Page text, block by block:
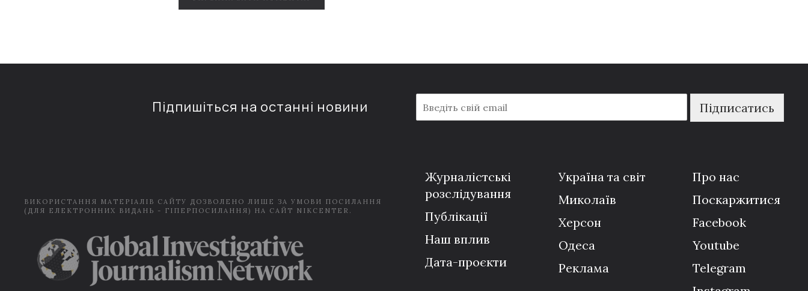
Підпишіться на останні новини
m
a
Підписатись
ВИКОРИСТАННЯ МАТЕРІАЛІВ САЙТУ ДОЗВОЛЕНО ЛИШЕ ЗА УМОВИ ПОСИЛАННЯ
(ДЛЯ ЕЛЕКТРОННИХ ВИДАНЬ - ГІПЕРПОСИЛАННЯ) НА САЙТ NIKCENTER.
Журналістські
розслідування
Публікації
Наш вплив
Дата-проєкти
Україна та світ
Миколаїв
Херсон
Одеса
Реклама
Про нас
Поскаржитися
Facebook
Youtube
Telegram